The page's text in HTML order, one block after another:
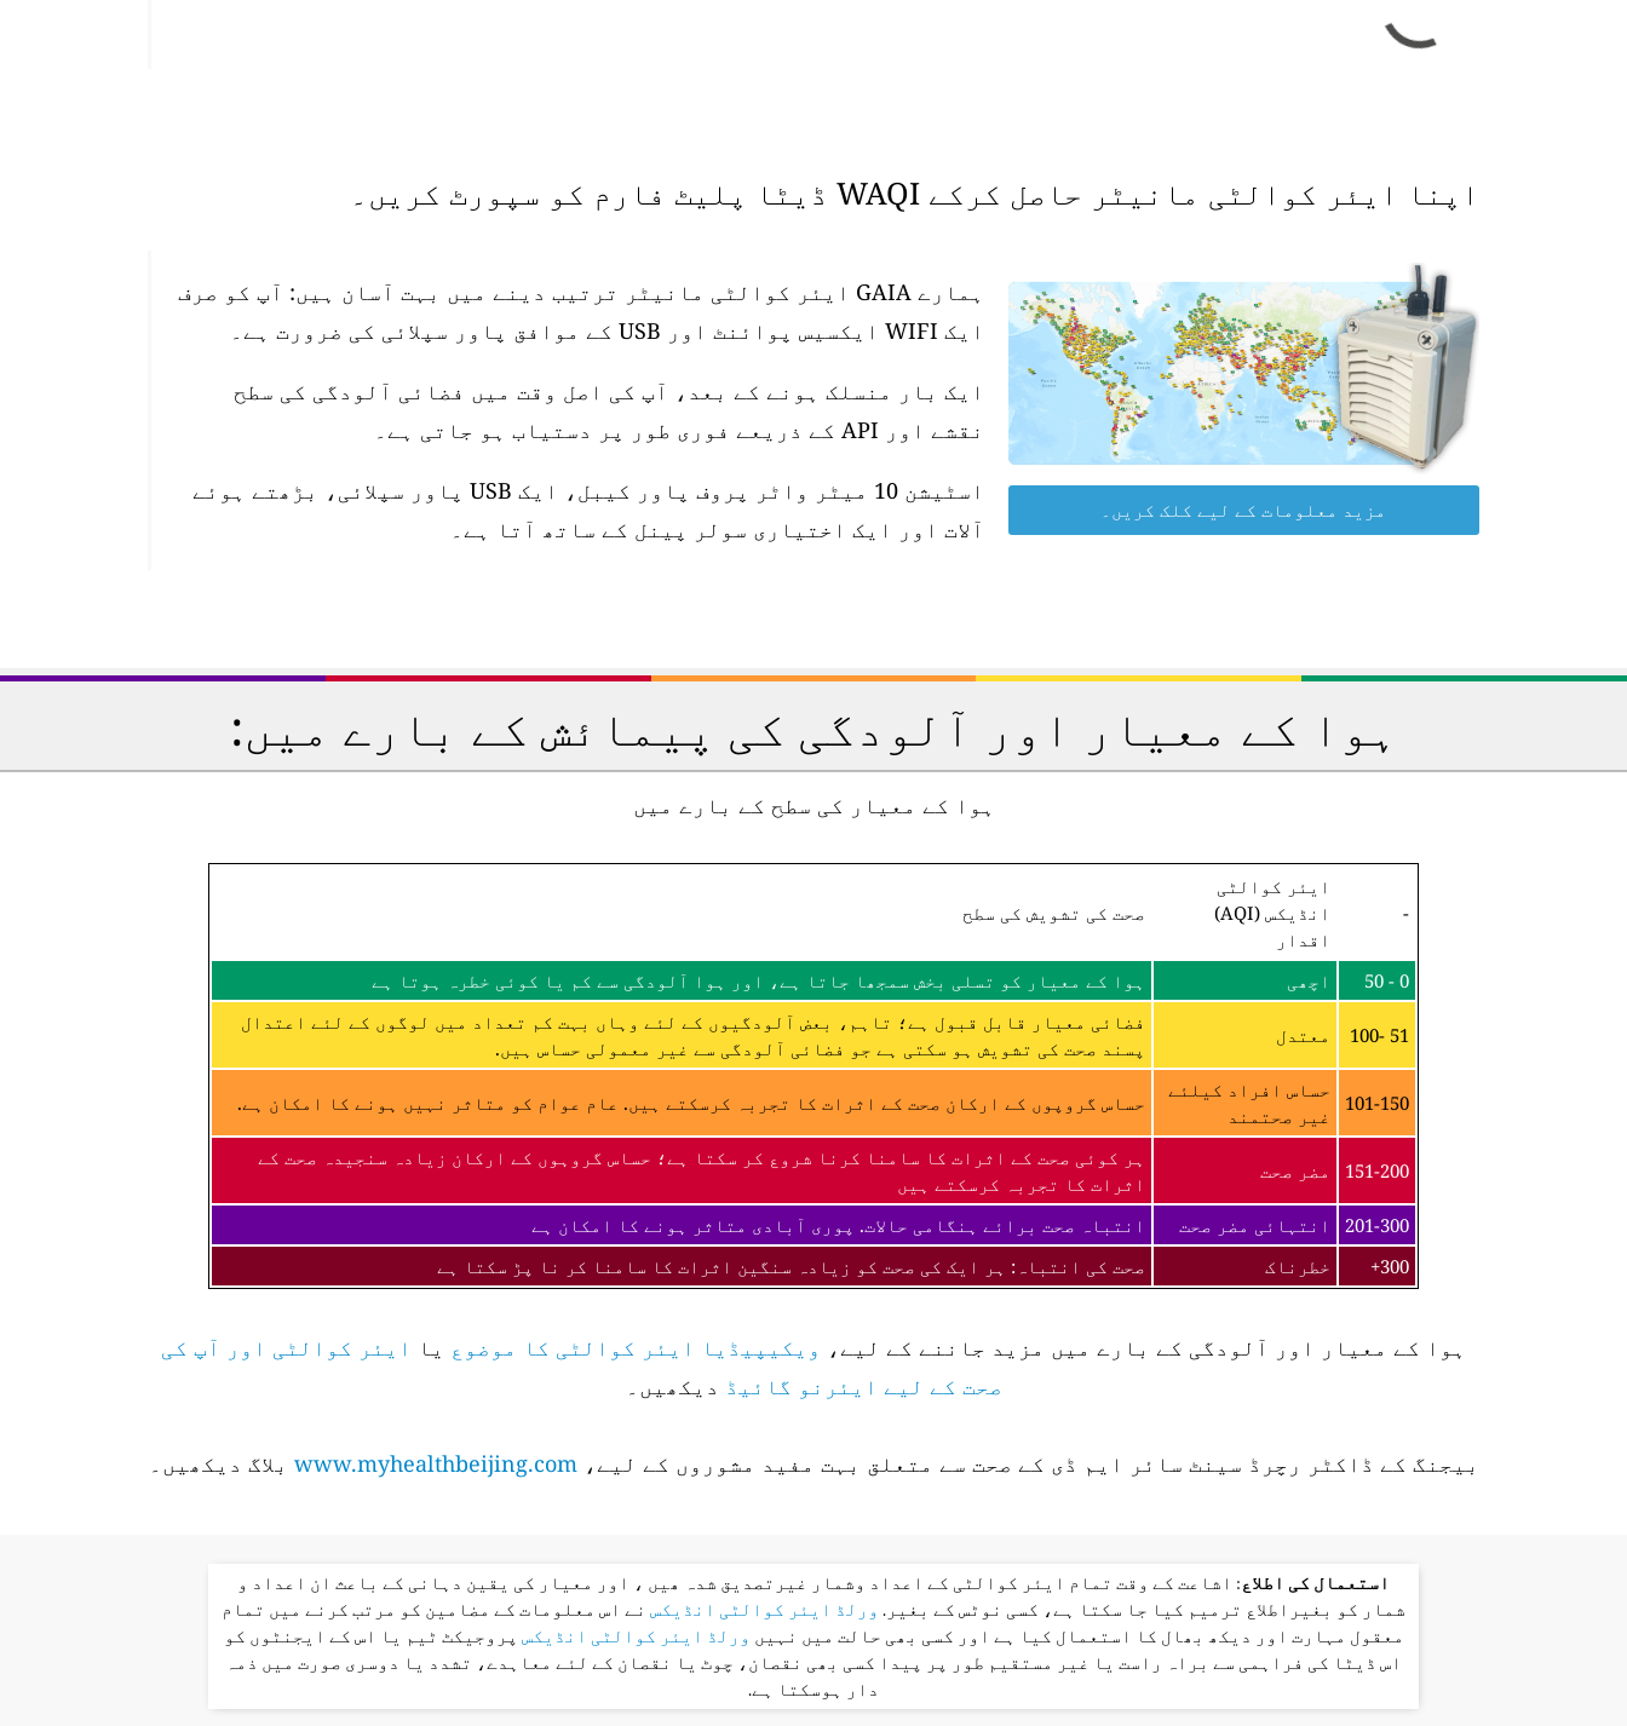
اپنا ایئر کوالٹی مانیٹر حاصل کرکے WAQI ڈیٹا پلیٹ فارم کو سپورٹ کریں۔
ہمارے GAIA ایئر کوالٹی مانیٹر ترتیب دینے میں بہت آسان ہیں: آپ کو صرف
ایک WIFI ایکسیس پوائنٹ اور USB کے موافق پاور سپلائی کی ضرورت ہے۔
ایک بار منسلک ہونے کے بعد، آپ کی اصل وقت میں فضائی آلودگی کی سطح
نقشے اور API کے ذریعے فوری طور پر دستیاب ہو جاتی ہے۔
اسٹیشن 10 میٹر واٹر پروف پاور کیبل، ایک USB پاور سپلائی، بڑھتے ہوئے
آلات اور ایک اختیاری سولر پینل کے ساتھ آتا ہے۔
مزید معلومات کے لیے کلک کریں۔
ہوا کے معیار اور آلودگی کی پیمائش کے بارے میں:
ہوا کے معیار کی سطح کے بارے میں
-
ایئر کوالٹی
انڈیکس (AQI)
اقدار
صحت کی تشویش کی سطح
0 - 50 اچھی ہوا کے معیار کو تسلی بخش سمجھا جاتا ہے، اور ہوا آلودگی سے کم یا کوئی خطرہ ہوتا ہے
51 -100 معتدل
فضائی معیار قابل قبول ہے؛ تاہم، بعض آلودگیوں کے لئے وہاں بہت کم تعداد میں لوگوں کے لئے اعتدال
پسند صحت کی تشویش ہو سکتی ہے جو فضائی آلودگی سے غیر معمولی حساس ہیں.
101-150
حساس افراد کیلئے
غیر صحتمند
حساس گروپوں کے ارکان صحت کے اثرات کا تجربہ کرسکتے ہیں. عام عوام کو متاثر نہیں ہونے کا امکان ہے.
151-200 مضر صحت
ہر کوئی صحت کے اثرات کا سامنا کرنا شروع کر سکتا ہے؛ حساس گروہوں کے ارکان زیادہ سنجیدہ صحت کے
اثرات کا تجربہ کرسکتے ہیں
201-300
انتہائی مضر صحت
انتباہ صحت برائے ہنگامی حالات. پوری آبادی متاثر ہونے کا امکان ہے
300+
خطرناک صحت کی انتباہ: ہر ایک کی صحت کو زیادہ سنگین اثرات کا سامنا کر نا پڑ سکتا ہے
ہوا کے معیار اور آلودگی کے بارے میں مزید جاننے کے لیے، ویکیپیڈیا ایئر کوالٹی کا موضوع یا
ایئر کوالٹی اور آپ کی
صحت کے لیے ایئرنو گائیڈ دیکھیں۔
بیجنگ کے ڈاکٹر رچرڈ سینٹ سائر ایم ڈی کے صحت سے متعلق بہت مفید مشوروں کے لیے،www.myhealthbeijing.com بلاگ دیکھیں۔
استعمال کی اطلاع: اشاعت کے وقت تمام ایئر کوالٹی کے اعداد وشمار غیرتصدیق شدہ ھیں ، اور معیار کی یقین دہانی کے باعث ان اعداد و
شمار کو بغیراطلاع ترمیم کیا جا سکتا ہے، کسی نوٹس کے بغیر. ورلڈ ایئر کوالٹی انڈیکس نے اس معلومات کے مضامین کو مرتب کرنے میں تمام
معقول مہارت اور دیکھ بھال کا استعمال کیا ہے اور کسی بھی حالت میں نہیں ورلڈ ایئر کوالٹی انڈیکس پروجیکٹ ٹیم یا اس کے ایجنٹوں کو
اس ڈیٹا کی فراہمی سے براہ راست یا غیر مستقیم طور پر پیدا کسی بھی نقصان، چوٹ یا نقصان کے لئے معاہدے، تشدد یا دوسری صورت میں ذمہ
دار ہوسکتا ہے.